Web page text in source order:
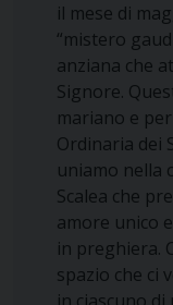
il mese di
“mistero
anziana che
Signore.
mariano e
Ordinaria dei
uniamo nella
Scalea che
amore unico
in preghiera.
spazio che ci